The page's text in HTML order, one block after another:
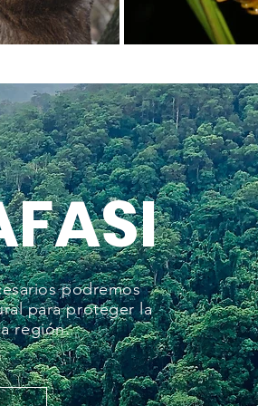
podremos
para proteger la
región.